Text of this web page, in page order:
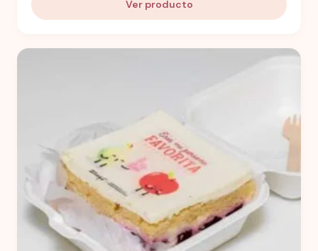
Ver producto